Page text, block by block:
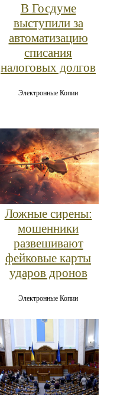
В Госдуме
выступили за
автоматизацию
списания
налоговых долгов
Электронные Копии
Ложные сирены:
мошенники
развешивают
фейковые карты
ударов дронов
Электронные Копии